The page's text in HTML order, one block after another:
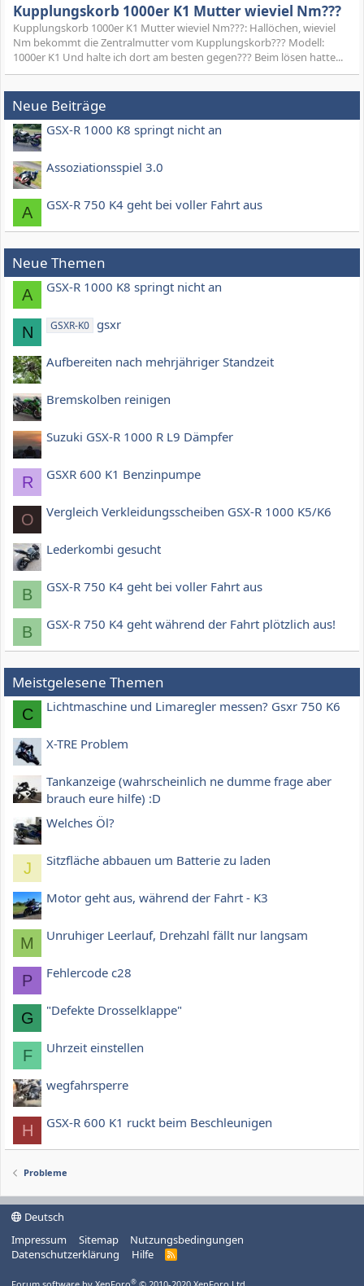
Kupplungskorb 1000er K1 Mutter wieviel Nm???
Kupplungskorb 1000er K1 Mutter wieviel Nm???: Hallöchen, wieviel
Nm bekommt die Zentralmutter vom Kupplungskorb??? Modell:
1000er K1 Und halte ich dort am besten gegen??? Beim lösen hatte...
Neue Beiträge
GSX-R 1000 K8 springt nicht an
Assoziationsspiel 3.0
A GSX-R 750 K4 geht bei voller Fahrt aus
Neue Themen
A GSX-R 1000 K8 springt nicht an
N GSXR-K0 gsxr
Aufbereiten nach mehrjähriger Standzeit
Bremskolben reinigen
Suzuki GSX-R 1000 R L9 Dämpfer
R GSXR 600 K1 Benzinpumpe
O Vergleich Verkleidungsscheiben GSX-R 1000 K5/K6
Lederkombi gesucht
B GSX-R 750 K4 geht bei voller Fahrt aus
B GSX-R 750 K4 geht während der Fahrt plötzlich aus!
Meistgelesene Themen
C Lichtmaschine und Limaregler messen? Gsxr 750 K6
X-TRE Problem
Tankanzeige (wahrscheinlich ne dumme frage aber
brauch eure hilfe) :D
Welches Öl?
J Sitzfläche abbauen um Batterie zu laden
Motor geht aus, während der Fahrt - K3
M Unruhiger Leerlauf, Drehzahl fällt nur langsam
P Fehlercode c28
G "Defekte Drosselklappe"
F Uhrzeit einstellen
wegfahrsperre
H GSX-R 600 K1 ruckt beim Beschleunigen
Probleme
Deutsch
Impressum
Sitemap
Nutzungsbedingungen
Datenschutzerklärung
Hilfe
R
®